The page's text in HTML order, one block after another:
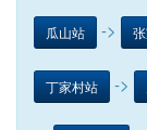
瓜山站 ->
丁家村站 ->